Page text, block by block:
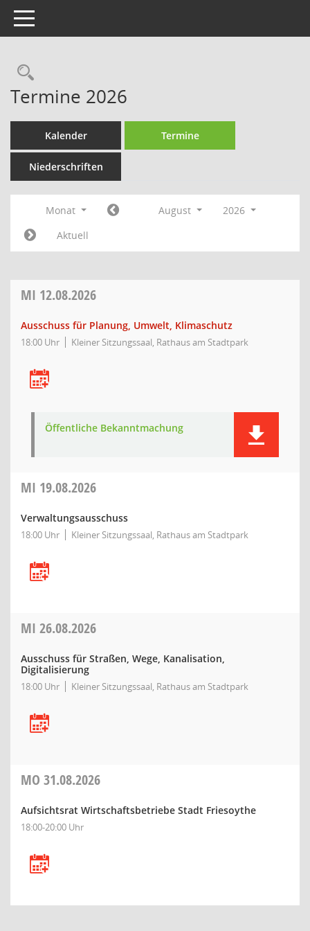
Toggle navigation
Rechercheauswahl
Termine 2026
Kalender Termine
Niederschriften
Monat August
2026
Aktuell
MI 12.08.2026
Ausschuss für Planung, Umwelt, Klimaschutz
18:00 Uhr Kleiner Sitzungssaal, Rathaus am Stadtpark
Öffentliche Bekanntmachung
MI 19.08.2026
Verwaltungsausschuss
18:00 Uhr Kleiner Sitzungssaal, Rathaus am Stadtpark
MI 26.08.2026
Ausschuss für Straßen, Wege, Kanalisation,
Digitalisierung
18:00 Uhr Kleiner Sitzungssaal, Rathaus am Stadtpark
MO 31.08.2026
Aufsichtsrat Wirtschaftsbetriebe Stadt Friesoythe
18:00-20:00 Uhr